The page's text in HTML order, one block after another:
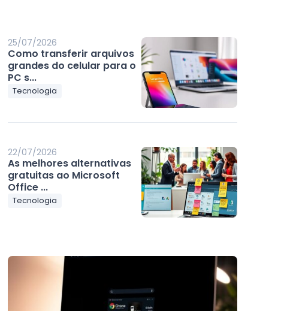
25/07/2026
Como transferir arquivos
grandes do celular para o
PC s...
Tecnologia
22/07/2026
As melhores alternativas
gratuitas ao Microsoft
Office ...
Tecnologia